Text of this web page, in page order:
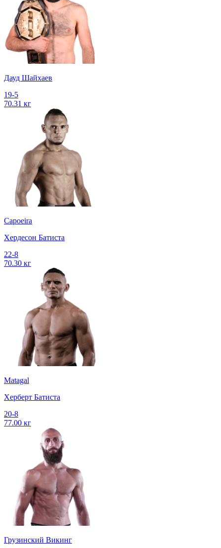
Дауд Шайхаев
19-5
70.31 кг
Capoeira
Хердесон Батиста
22-8
70.30 кг
Matagal
Херберт Батиста
20-8
77.00 кг
Грузинский Викинг